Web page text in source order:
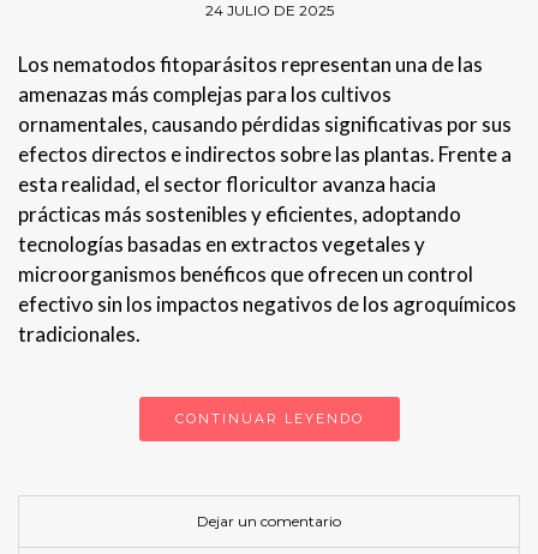
24 JULIO DE 2025
Los nematodos fitoparásitos representan una de las
amenazas más complejas para los cultivos
ornamentales, causando pérdidas significativas por sus
efectos directos e indirectos sobre las plantas. Frente a
esta realidad, el sector floricultor avanza hacia
prácticas más sostenibles y eficientes, adoptando
tecnologías basadas en extractos vegetales y
microorganismos benéficos que ofrecen un control
efectivo sin los impactos negativos de los agroquímicos
tradicionales.
CONTINUAR LEYENDO
Dejar un comentario